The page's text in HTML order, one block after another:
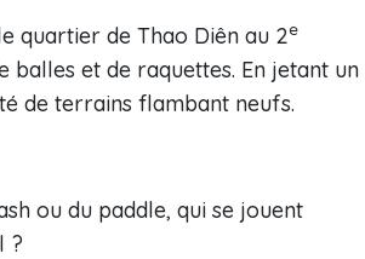
quartier de Thao Diên au 2e
balles et de raquettes. En jetant un
de terrains flambant neufs.
ou du paddle, qui se jouent
?